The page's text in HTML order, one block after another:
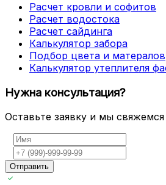
Расчет кровли и софитов
Расчет водостока
Расчет сайдинга
Калькулятор забора
Подбор цвета и матералов
Калькулятор утеплителя
Нужна консультация?
Оставьте заявку и мы
Отправить